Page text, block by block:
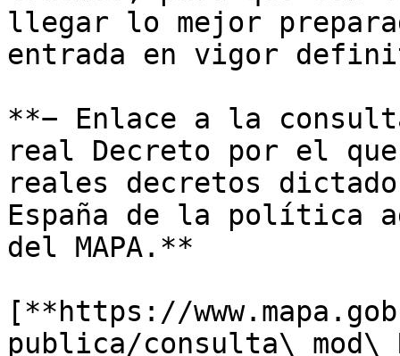
llegar lo mejor
entrada en vigor
**− Enlace a la
real Decreto por el
reales decretos
España de la política
del MAPA.**
[**https://
publica/